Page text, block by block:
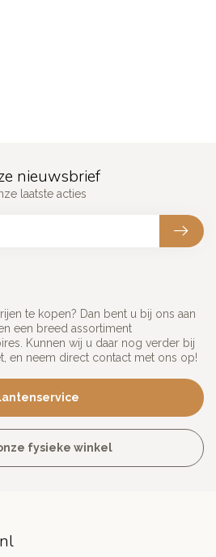
te kopen? Dan bent u bij ons aan
een breed assortiment
Kunnen wij u daar nog verder bij
en neem direct contact met ons op!
fysieke winkel
nieuwsbrief
laatste acties